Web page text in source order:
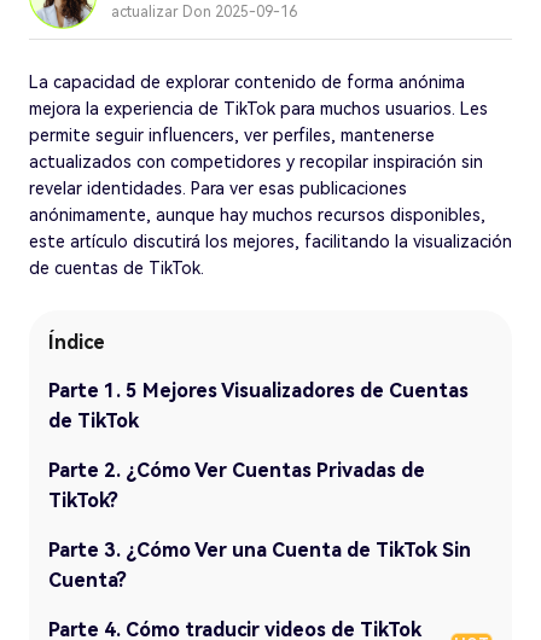
actualizar Don 2025-09-16
La capacidad de explorar contenido de forma anónima
mejora la experiencia de TikTok para muchos usuarios. Les
permite seguir influencers, ver perfiles, mantenerse
actualizados con competidores y recopilar inspiración sin
revelar identidades. Para ver esas publicaciones
anónimamente, aunque hay muchos recursos disponibles,
este artículo discutirá los mejores, facilitando la visualización
de cuentas de TikTok.
Índice
Parte 1. 5 Mejores Visualizadores de Cuentas
de TikTok
Parte 2. ¿Cómo Ver Cuentas Privadas de
TikTok?
Parte 3. ¿Cómo Ver una Cuenta de TikTok Sin
Cuenta?
Parte 4. Cómo traducir videos de TikTok